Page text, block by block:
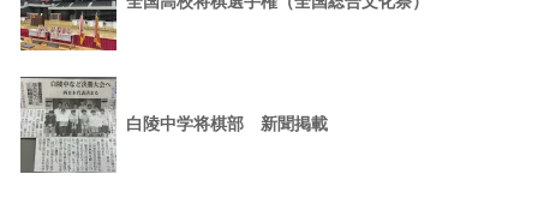
白陵中学将棋部 新聞掲載